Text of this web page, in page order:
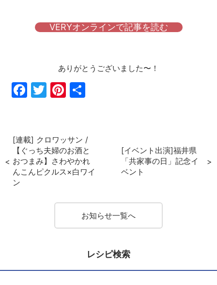
VERYオンラインで記事を読む
ありがとうございました〜！
Fac
Twi
Pin
[連載] クロワッサン /
【ぐっち夫婦のお酒と
おつまみ】さわやかれ
んこんピクルス×白ワイ
ン
[イベント出演]福井県
「共家事の日」記念イ
ベント
お知らせ一覧へ
レシピ検索